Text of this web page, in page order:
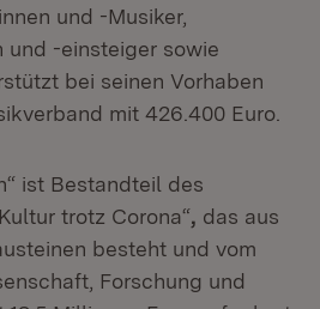
und -Musiker,
und -einsteiger sowie
bei seinen Vorhaben
mit 426.400 Euro.
ist Bestandteil des
trotz Corona“, das aus
besteht und vom
Forschung und